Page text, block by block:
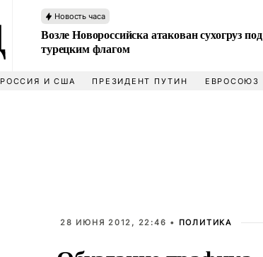
Новость часа
Возле Новороссийска атакован сухогруз под
турецким флагом
РОССИЯ И США ПРЕЗИДЕНТ ПУТИН ЕВРОСОЮЗ
28 ИЮНЯ 2012, 22:46 • ПОЛИТИКА